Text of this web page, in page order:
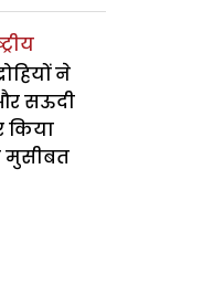
ने
सऊदी
किया
मुसीबत